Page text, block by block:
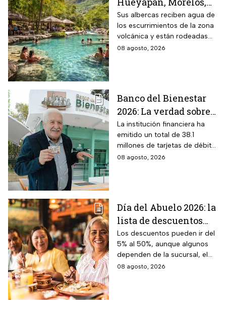
que combina albercas
cristalinas con la
naturaleza del volcán
Popocatépetl y cuesta
Sus albercas reciben agua de
los escurrimientos de la zona
volcánica y están rodeadas
de vegetación, áreas verdes y
08 agosto, 2026
Banco del Bienestar
2026: La verdad sobre
entrar a Buró de
Crédito por tenerla
La institución financiera ha
emitido un total de 38.1
millones de tarjetas de débito
para la dispersión de los
08 agosto, 2026
Día del Abuelo 2026: la
lista de descuentos
con tu credencial
INAPAM en
restaurantes,
transporte y tiendas
Los descuentos pueden ir del
5% al 50%, aunque algunos
dependen de la sucursal, el
servicio y los lugares
08 agosto, 2026